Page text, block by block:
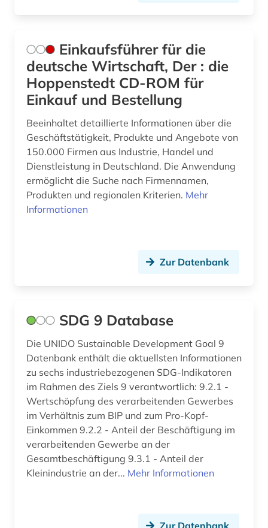
Einkaufsführer für die
deutsche Wirtschaft, Der : die
Hoppenstedt CD-ROM für
Einkauf und Bestellung
Beeinhaltet detaillierte Informationen über die
Geschäftstätigkeit, Produkte und Angebote von
150.000 Firmen aus Industrie, Handel und
Dienstleistung in Deutschland. Die Anwendung
ermöglicht die Suche nach Firmennamen,
Produkten und regionalen Kriterien. Mehr
Informationen
Zur Datenbank
SDG 9 Database
Die UNIDO Sustainable Development Goal 9
Datenbank enthält die aktuellsten Informationen
zu sechs industriebezogenen SDG-Indikatoren
im Rahmen des Ziels 9 verantwortlich: 9.2.1 -
Wertschöpfung des verarbeitenden Gewerbes
im Verhältnis zum BIP und zum Pro-Kopf-
Einkommen 9.2.2 - Anteil der Beschäftigung im
verarbeitenden Gewerbe an der
Gesamtbeschäftigung 9.3.1 - Anteil der
Kleinindustrie an der... Mehr Informationen